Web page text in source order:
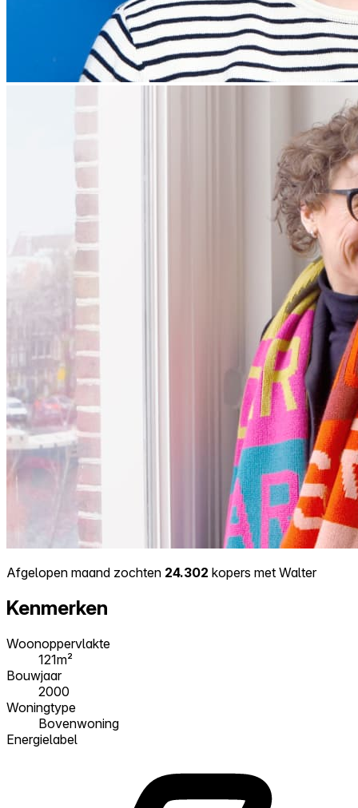
Afgelopen maand zochten 24.302 kopers met Walter
Kenmerken
Woonoppervlakte
121m²
Bouwjaar
2000
Woningtype
Bovenwoning
Energielabel